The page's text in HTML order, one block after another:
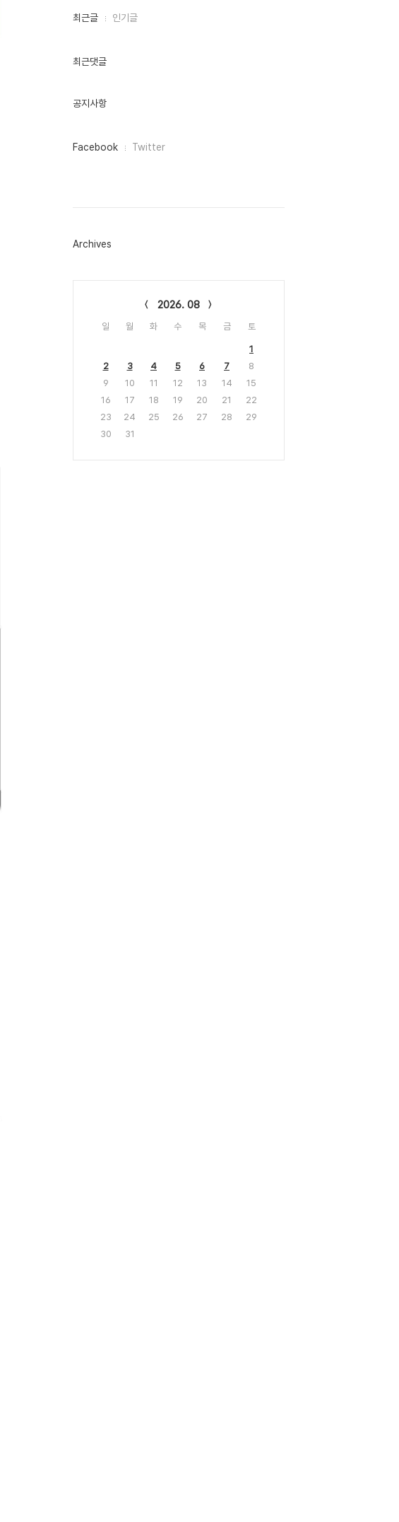
최
인
최근글 인기글
최근댓글
공지사항
페
그
Facebook Twitter
Archives
2026. 08
일 월 화 수 목 금 토
1
2
3 4 5 6 7
8
9
10 11 12 13 14
15
16
17 18 19 20 21
22
23
24 25 26 27 28
29
30
31